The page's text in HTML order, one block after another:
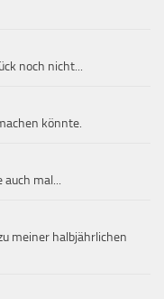
noch nicht...
könnte.
auch mal...
meiner halbjährlichen